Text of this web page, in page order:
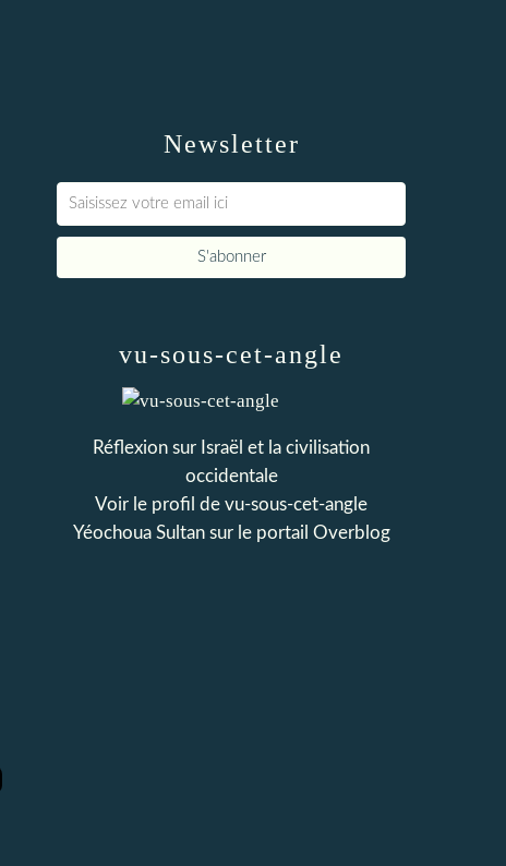
Newsletter
vu-sous-cet-angle
Réflexion sur Israël et la civilisation
occidentale
Voir le profil de vu-sous-cet-angle
Yéochoua Sultansur le portail Overblog